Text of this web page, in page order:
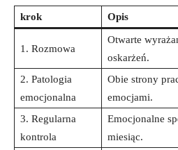
krok Opis
1. Rozmowa
Otwarte
oskarżeń.
2. Patologia
emocjonalna
Obie strony
emocjami.
3. Regularna
kontrola
Emocjonalne
miesiąc.